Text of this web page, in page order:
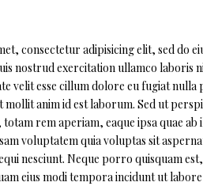
consectetur adipisicing elit, sed do
nostrud exercitation ullamco laboris
velit esse cillum dolore eu fugiat
anim id est laborum. Sed ut
rem aperiam, eaque ipsa quae
voluptatem quia voluptas sit
nesciunt. Neque porro quisquam
eius modi tempora incidunt ut